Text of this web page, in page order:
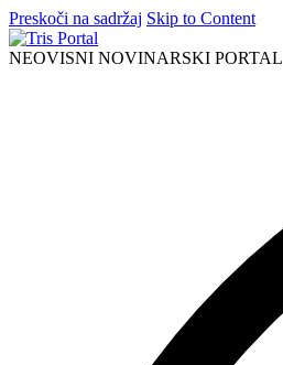
Preskoči na sadržaj Skip to Content
NEOVISNI NOVINARSKI PORTAL